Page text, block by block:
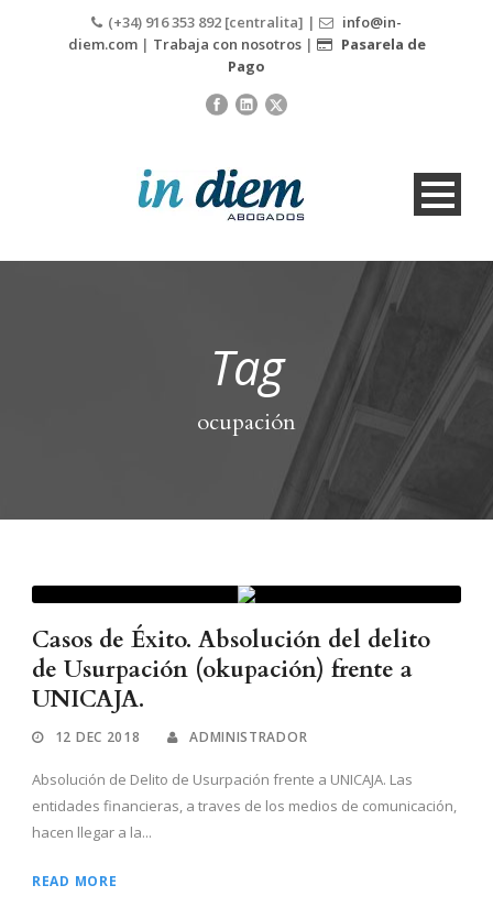
(+34) 916 353 892 [centralita] |
info@in-
diem.com| Trabaja con nosotros|
Pasarela de
Pago
Tag
ocupación
Casos de Éxito. Absolución del delito
de Usurpación (okupación) frente a
UNICAJA.
12 DEC 2018 ADMINISTRADOR
Absolución de Delito de Usurpación frente a UNICAJA. Las
entidades financieras, a traves de los medios de comunicación,
hacen llegar a la...
READ MORE